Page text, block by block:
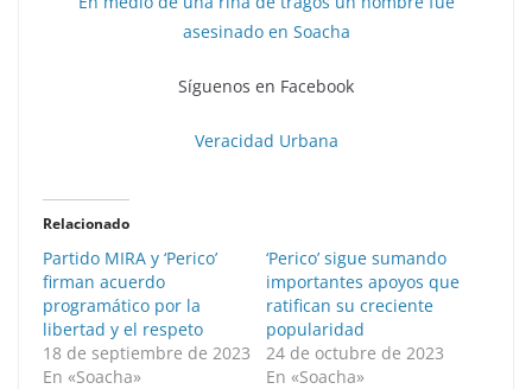
asesinado en Soacha
Síguenos en Facebook
Veracidad Urbana
Relacionado
Partido MIRA y ‘Perico’
firman acuerdo
programático por la
libertad y el respeto
18 de septiembre de 2023
En «Soacha»
‘Perico’ sigue sumando
importantes apoyos que
ratifican su creciente
popularidad
24 de octubre de 2023
En «Soacha»